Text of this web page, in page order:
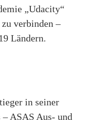
„Udacity“
verbinden –
Ländern.
in seiner
ASAS Aus- und